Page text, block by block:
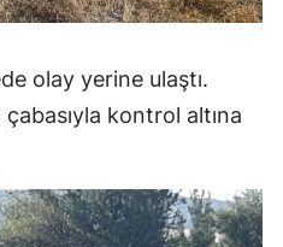
olay yerine ulaştı.
kontrol altına